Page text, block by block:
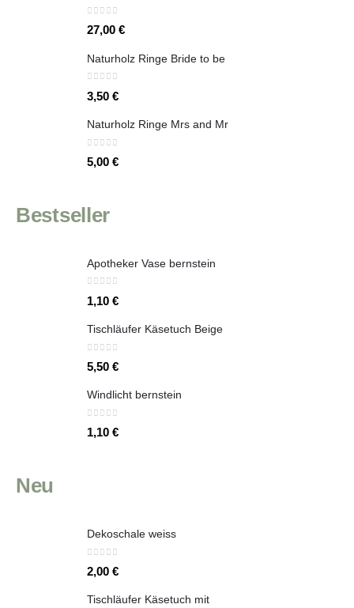
0out of 5
27,00 €
Naturholz Ringe Bride to be
3,50 €
Naturholz Ringe Mrs and Mr
0out of 5
5,00 €
Bestseller
Apotheker Vase bernstein
1,10 €
Tischläufer Käsetuch Beige
5,50 €
Windlicht bernstein
0 out of 5
1,10 €
Neu
Dekoschale weiss
2,00 €
Tischläufer Käsetuch mit